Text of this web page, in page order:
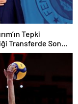
Tepki
Transferde Son
Geleceği